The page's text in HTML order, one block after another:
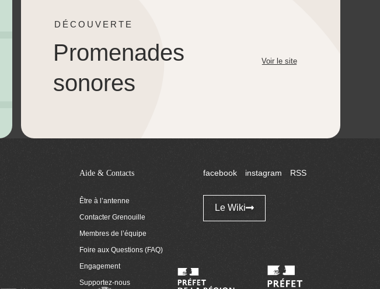
DÉCOUVERTE
Promenades
sonores
Voir le site
Aide & Contacts
Être à l’antenne
Contacter Grenouille
Membres de l’équipe
Foire aux Questions (FAQ)
Engagement
Supportez-nous
facebook instagram RSS
Le Wiki